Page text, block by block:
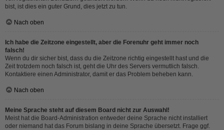
bist, ist dies ein guter Grund, dies jetzt zu tun.
Nach oben
Ich habe die Zeitzone eingestellt, aber die Forenuhr geht immer noch
falsch!
Wenn du dir sicher bist, dass du die Zeitzone richtig eingestellt hast und die
Zeit trotzdem noch falsch ist, geht die Uhr des Servers vermutlich falsch.
Kontaktiere einen Administrator, damit er das Problem beheben kann.
Nach oben
Meine Sprache steht auf diesem Board nicht zur Auswahl!
Meist hat die Board-Administration entweder deine Sprache nicht installiert
oder niemand hat das Forum bislang in deine Sprache übersetzt. Frage ggf.